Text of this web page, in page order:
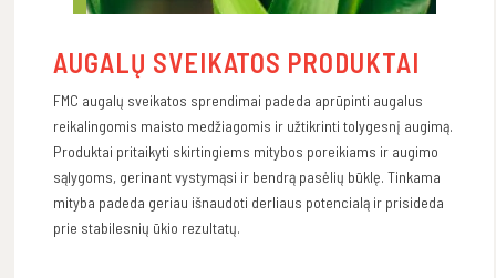
AUGALŲ SVEIKATOS PRODUKTAI
FMC augalų sveikatos sprendimai padeda aprūpinti augalus
reikalingomis maisto medžiagomis ir užtikrinti tolygesnį augimą.
Produktai pritaikyti skirtingiems mitybos poreikiams ir augimo
sąlygoms, gerinant vystymąsi ir bendrą pasėlių būklę. Tinkama
mityba padeda geriau išnaudoti derliaus potencialą ir prisideda
prie stabilesnių ūkio rezultatų.